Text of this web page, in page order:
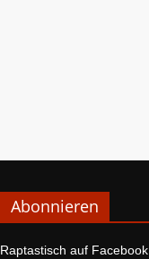
Abonnieren
Raptastisch auf Facebook